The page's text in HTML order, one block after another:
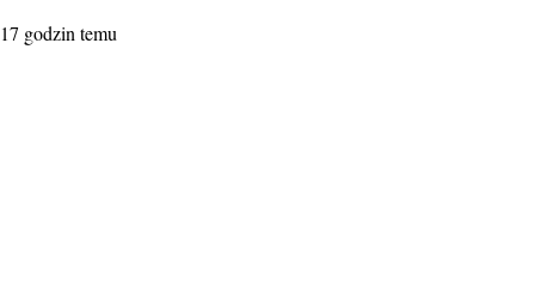
17 godzin temu